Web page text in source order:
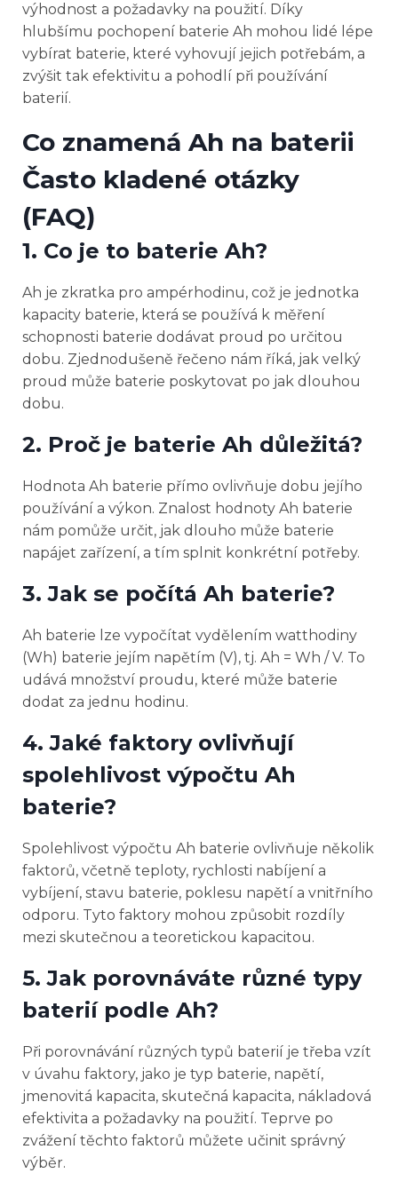
výhodnost a požadavky na použití. Díky
hlubšímu pochopení baterie Ah mohou lidé lépe
vybírat baterie, které vyhovují jejich potřebám, a
zvýšit tak efektivitu a pohodlí při používání
baterií.
Co znamená Ah na baterii
Často kladené otázky
(FAQ)
1. Co je to baterie Ah?
Ah je zkratka pro ampérhodinu, což je jednotka
kapacity baterie, která se používá k měření
schopnosti baterie dodávat proud po určitou
dobu. Zjednodušeně řečeno nám říká, jak velký
proud může baterie poskytovat po jak dlouhou
dobu.
2. Proč je baterie Ah důležitá?
Hodnota Ah baterie přímo ovlivňuje dobu jejího
používání a výkon. Znalost hodnoty Ah baterie
nám pomůže určit, jak dlouho může baterie
napájet zařízení, a tím splnit konkrétní potřeby.
3. Jak se počítá Ah baterie?
Ah baterie lze vypočítat vydělením watthodiny
(Wh) baterie jejím napětím (V), tj. Ah = Wh / V. To
udává množství proudu, které může baterie
dodat za jednu hodinu.
4. Jaké faktory ovlivňují
spolehlivost výpočtu Ah
baterie?
Spolehlivost výpočtu Ah baterie ovlivňuje několik
faktorů, včetně teploty, rychlosti nabíjení a
vybíjení, stavu baterie, poklesu napětí a vnitřního
odporu. Tyto faktory mohou způsobit rozdíly
mezi skutečnou a teoretickou kapacitou.
5. Jak porovnáváte různé typy
baterií podle Ah?
Při porovnávání různých typů baterií je třeba vzít
v úvahu faktory, jako je typ baterie, napětí,
jmenovitá kapacita, skutečná kapacita, nákladová
efektivita a požadavky na použití. Teprve po
zvážení těchto faktorů můžete učinit správný
výběr.